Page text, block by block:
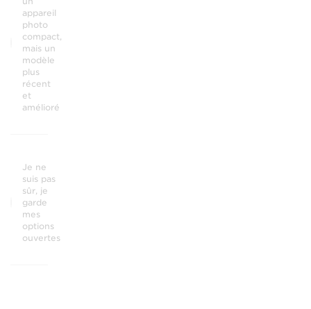
appareil
photo
compact,
mais un
modèle
plus
récent
et
amélioré
Je ne
suis pas
sûr, je
garde
mes
options
ouvertes